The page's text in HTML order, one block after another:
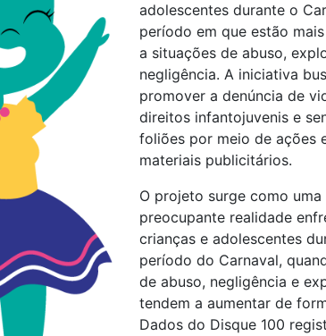
adolescentes durante o
período em que estão
a situações de abuso,
negligência. A iniciativa
promover a denúncia de
direitos infantojuvenis e
foliões por meio de ações
materiais publicitários.
O projeto surge como
preocupante realidade
crianças e adolescentes
período do Carnaval,
de abuso, negligência e
tendem a aumentar de
Dados do Disque 100